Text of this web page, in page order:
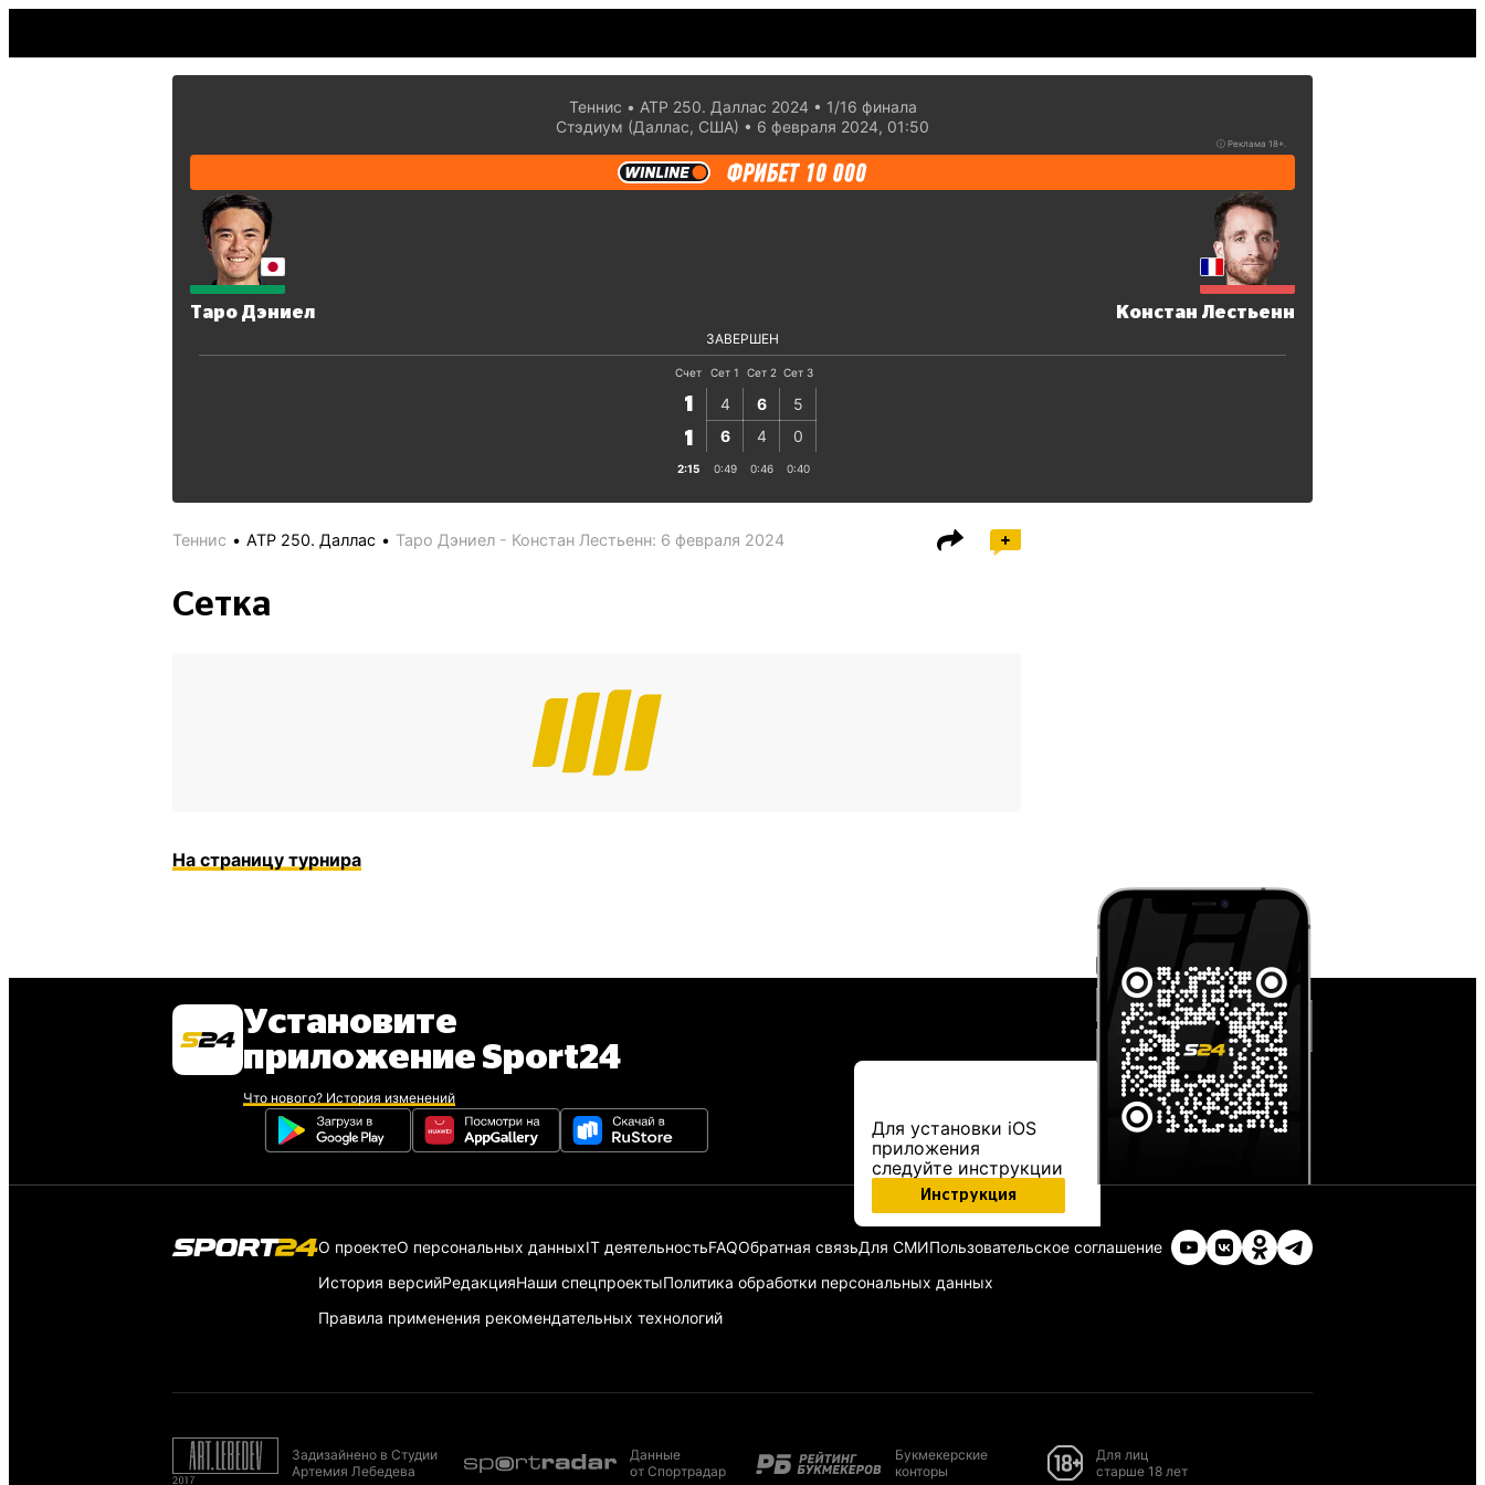
Теннис ATP 250. Даллас 2024
1/16 финaла
Стэдиум (Даллас, США)
6 февраля 2024, 01:50
ⓘ Реклама 18+.
Таро Дэниел Констан Лестьенн
ЗАВЕРШЕН
Счет Сет 1 Сет 2 Сет 3
1 4 6 5
1 6 4 0
2:15 0:49 0:46 0:40
Теннис ATP 250. Даллас Таро Дэниел - Констан Лестьенн: 6 февраля 2024
Сетка
На страницу турнира
Установите
приложение Sport24
Что нового? История изменений
Для установки iOS
приложения
следуйте инструкции
Инструкция
О проектеО персональных данныхIT деятельностьFAQОбратная связьДля СМИПользовательское соглашение
История версийРедакцияНаши спецпроектыПолитика обработки персональных данных
Правила применения рекомендательных технологий
Задизайнено в Студии
Артемия Лебедева
Данные
от Спортрадар
Букмекерские
конторы
Для лиц
старше 18 лет